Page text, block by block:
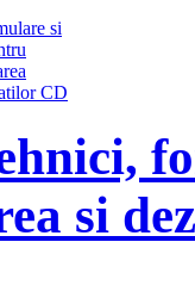
si